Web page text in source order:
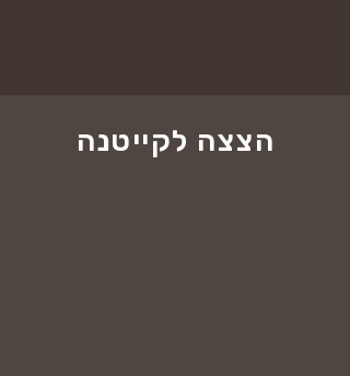
הצצה לקייטנה